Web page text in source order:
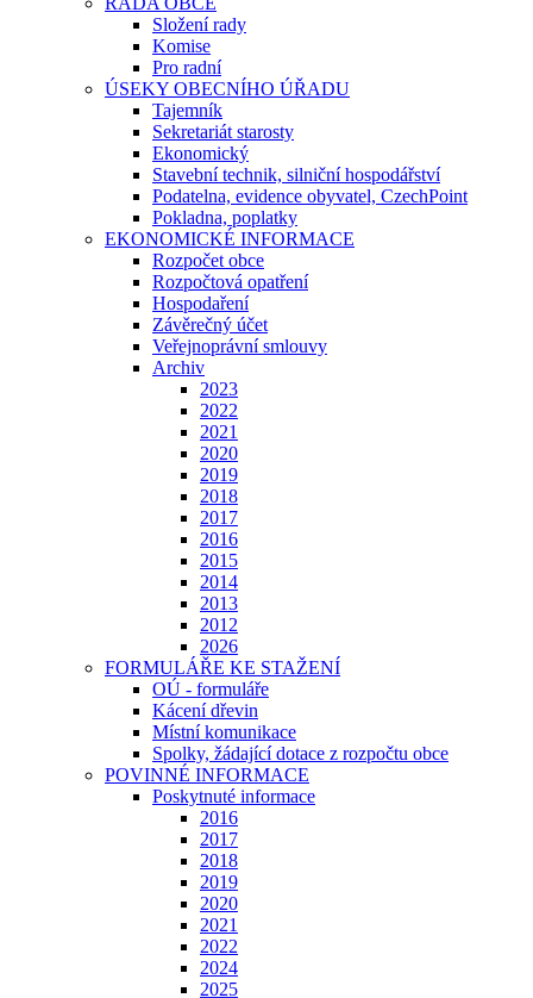
Složení rady
Komise
Pro radní
ÚSEKY OBECNÍHO ÚŘADU
Tajemník
Sekretariát starosty
Ekonomický
Stavební technik, silniční hospodářství
Podatelna, evidence obyvatel, CzechPoint
Pokladna, poplatky
EKONOMICKÉ INFORMACE
Rozpočet obce
Rozpočtová opatření
Hospodaření
Závěrečný účet
Veřejnoprávní smlouvy
Archiv
2023
2022
2021
2020
2019
2018
2017
2016
2015
2014
2013
2012
2026
FORMULÁŘE KE STAŽENÍ
OÚ - formuláře
Kácení dřevin
Místní komunikace
Spolky, žádající dotace z rozpočtu obce
POVINNÉ INFORMACE
Poskytnuté informace
2016
2017
2018
2019
2020
2021
2022
2024
2025